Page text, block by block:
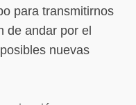
para transmitirnos
de andar por el
nuevas